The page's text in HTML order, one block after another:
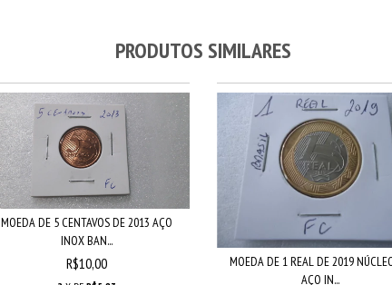
PRODUTOS SIMILARES
MOEDA DE 5 CENTAVOS DE 2013 AÇO
INOX BAN...
R$10,00
MOEDA DE 1 REAL DE 2019
AÇO IN...